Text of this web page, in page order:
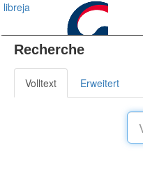
libreja
Recherche
Volltext Erweitert